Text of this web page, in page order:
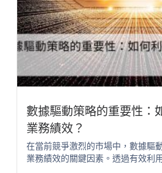
數據驅動策略的重要性：
業務績效？
在當前競爭激烈的市場中，數據驅
業務績效的關鍵因素。透過有效利